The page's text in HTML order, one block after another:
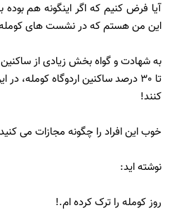
آیا فرض کنیم که اگر اینگونه هم بوده
این من هستم که در نشست های
تا 30 درصد ساکنین اردوگاه
کنند!
خوب این افراد را چگونه مجازات می
نوشته اید:
روز کومله را ترک کرده ام.!